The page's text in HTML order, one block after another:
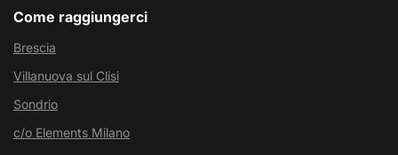
Come raggiungerci
Brescia
Villanuova sul Clisi
Sondrio
c/o Elements Milano